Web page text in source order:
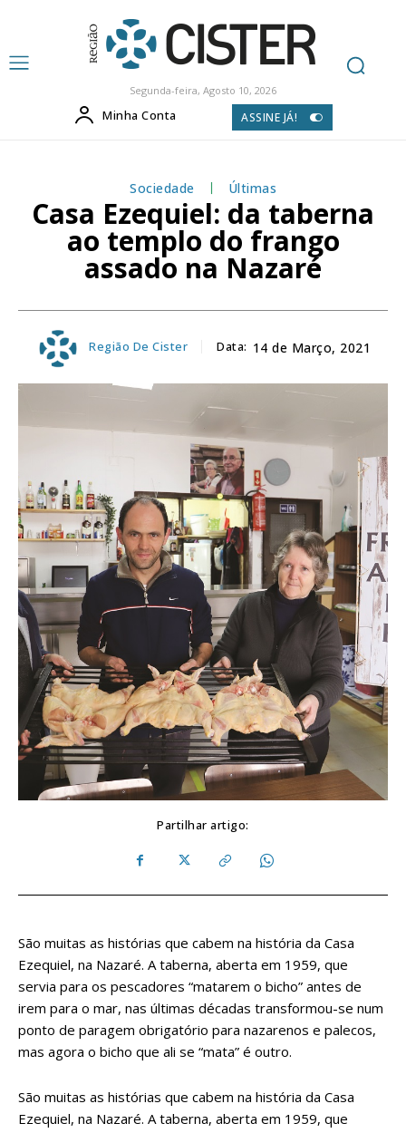
Segunda-feira, Agosto 10, 2026
Minha Conta ASSINE JÁ!
Sociedade Últimas
Casa Ezequiel: da taberna
ao templo do frango
assado na Nazaré
Região De Cister Data: 14 de Março, 2021
Partilhar artigo:
São muitas as histórias que cabem na história da Casa
Ezequiel, na Nazaré. A taberna, aberta em 1959, que
servia para os pescadores “matarem o bicho” antes de
irem para o mar, nas últimas décadas transformou-se num
ponto de paragem obrigatório para nazarenos e palecos,
mas agora o bicho que ali se “mata” é outro.
São muitas as histórias que cabem na história da Casa
Ezequiel, na Nazaré. A taberna, aberta em 1959, que